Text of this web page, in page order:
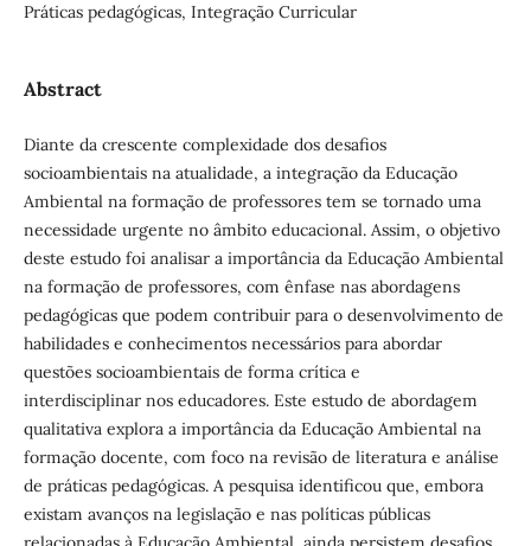
Práticas pedagógicas, Integração Curricular
Abstract
Diante da crescente complexidade dos desafios
socioambientais na atualidade, a integração da Educação
Ambiental na formação de professores tem se tornado uma
necessidade urgente no âmbito educacional. Assim, o objetivo
deste estudo foi analisar a importância da Educação Ambiental
na formação de professores, com ênfase nas abordagens
pedagógicas que podem contribuir para o desenvolvimento de
habilidades e conhecimentos necessários para abordar
questões socioambientais de forma crítica e
interdisciplinar nos educadores. Este estudo de abordagem
qualitativa explora a importância da Educação Ambiental na
formação docente, com foco na revisão de literatura e análise
de práticas pedagógicas. A pesquisa identificou que, embora
existam avanços na legislação e nas políticas públicas